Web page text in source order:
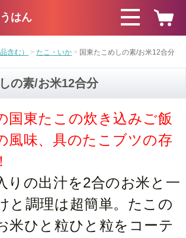
はん
含む） たこ・いか 国東たこめしの素/お米12合分
の素/お米12合分
国東たこの炊き込みご飯
風味、具のたこブツの存
りの出汁を2合のお米と一
と調理は超簡単。たこの
米ひと粒ひと粒をコーテ